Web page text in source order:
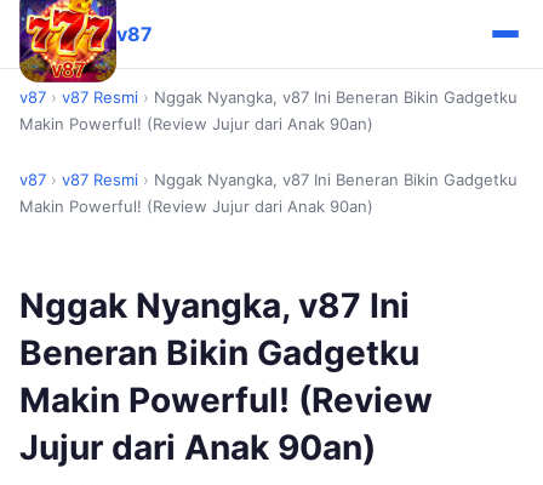
v87
v87 › v87 Resmi › Nggak Nyangka, v87 Ini Beneran Bikin Gadgetku
Makin Powerful! (Review Jujur dari Anak 90an)
v87 › v87 Resmi › Nggak Nyangka, v87 Ini Beneran Bikin Gadgetku
Makin Powerful! (Review Jujur dari Anak 90an)
Nggak Nyangka, v87 Ini
Beneran Bikin Gadgetku
Makin Powerful! (Review
Jujur dari Anak 90an)